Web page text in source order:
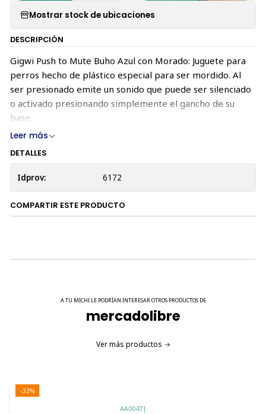
Mostrar stock de ubicaciones
DESCRIPCIÓN
Gigwi Push to Mute Buho Azul con Morado: Juguete para
perros hecho de plástico especial para ser mordido. Al
ser presionado emite un sonido que puede ser silenciado
o activado presionando simplemente el gancho de su
base.
Leer más
DETALLES
Idprov: 6172
COMPARTIR ESTE PRODUCTO
A TU MICHI LE PODRÍAN INTERESAR OTROS PRODUCTOS DE
mercadolibre
Ver más productos
-32%
AA0047|